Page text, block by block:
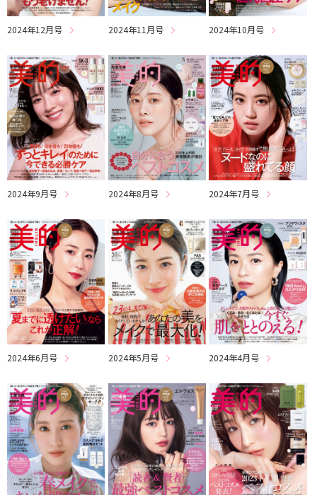
2024年12月号 2024年11月号 2024年10月号
2024年9月号 2024年8月号 2024年7月号
2024年6月号 2024年5月号 2024年4月号